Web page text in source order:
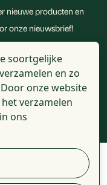
nieuwe producten en
onze nieuwsbrief!
prijzen zijn incl. BTW
soortgelijke
en zo
Door onze website
verzamelen
ons